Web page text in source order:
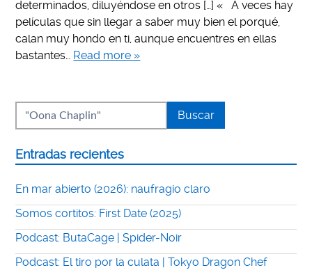
determinados, diluyéndose en otros […] « A veces hay
películas que sin llegar a saber muy bien el porqué,
calan muy hondo en ti, aunque encuentres en ellas
bastantes… Read more »
Entradas recientes
En mar abierto (2026): naufragio claro
Somos cortitos: First Date (2025)
Podcast: ButaCage | Spider-Noir
Podcast: El tiro por la culata | Tokyo Dragon Chef